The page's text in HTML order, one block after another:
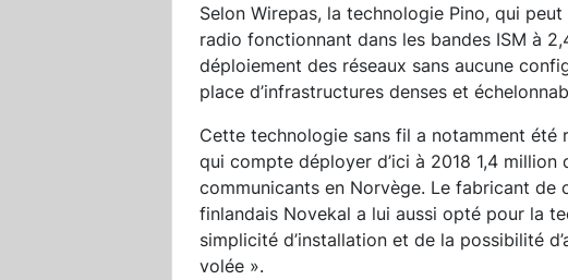
Selon Wirepas, la technologie Pino, qui
radio fonctionnant dans les bandes ISM à
déploiement des réseaux sans aucune
place d’infrastructures denses et
Cette technologie sans fil a notamment
qui compte déployer d’ici à 2018 1,4 million
communicants en Norvège. Le fabricant de
finlandais Novekal a lui aussi opté pour la
simplicité d’installation et de la possibilité
volée ».